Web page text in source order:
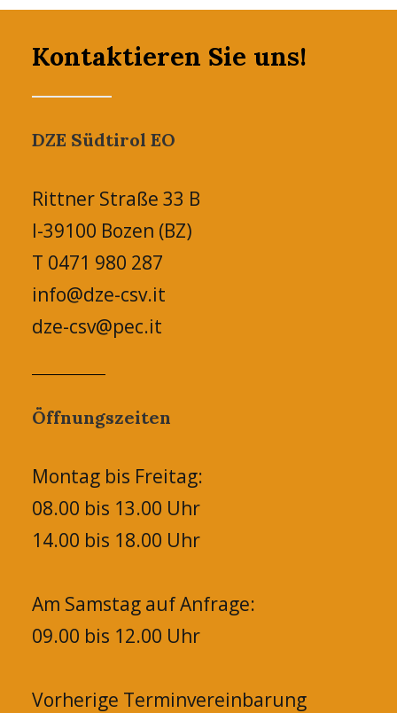
Kontaktieren Sie uns!
DZE Südtirol EO
Rittner Straße 33 B
I-39100 Bozen (BZ)
T 0471 980 287
info@dze-csv.it
dze-csv@pec.it
Öffnungszeiten
Montag bis Freitag:
08.00 bis 13.00 Uhr
14.00 bis 18.00 Uhr
Am Samstag auf Anfrage:
09.00 bis 12.00 Uhr
Vorherige Terminvereinbarung